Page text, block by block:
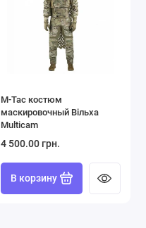
M-Tac костюм
маскировочный Вільха
Multicam
4 500.00 грн.
В корзину